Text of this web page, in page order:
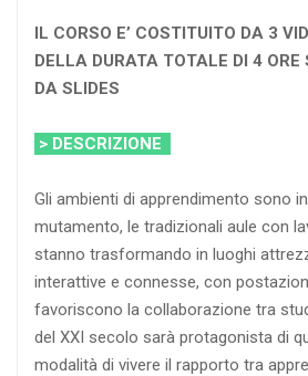
IL CORSO E’ COSTITUITO DA 3
DELLA DURATA TOTALE DI 4 ORE
DA SLIDES
> DESCRIZIONE
Gli ambienti di apprendimento sono
mutamento, le tradizionali aule con
stanno trasformando in luoghi
interattive e connesse, con
favoriscono la collaborazione tra
del XXI secolo sarà protagonista di
modalità di vivere il rapporto tra